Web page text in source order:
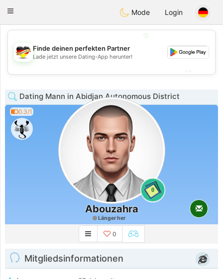
DeutschDating
Toggle
Mode Login
💖
💕
Finde deinen perfekten Partner
Lade jetzt unsere Dating-App herunter!
Dating Mann in Abidjan Autonomous District
0.3/1
0
Abouzahra
Länger her
0
Mitgliedsinformationen